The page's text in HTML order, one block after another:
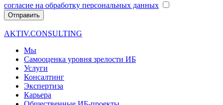
согласие на обработку персональных данных
Отправить
AKTIV.CONSULTING
Мы
Самооценка уровня зрелости ИБ
Услуги
Консалтинг
Экспертиза
Карьера